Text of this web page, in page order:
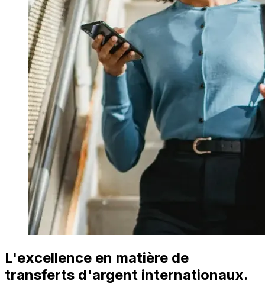
L'excellence en matière de
transferts d'argent internationaux.